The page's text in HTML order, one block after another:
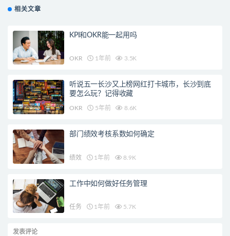
相关文章
KPI和OKR能一起用吗
OKR 1年前 3.5K
听说五一长沙又上榜网红打卡城市，长沙到底
要怎么玩？记得收藏
OKR 5年前 8.6K
部门绩效考核系数如何确定
绩效 1年前 8.9K
工作中如何做好任务管理
任务 1年前 5.7K
发表评论